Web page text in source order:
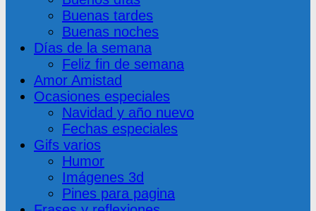
Buenas tardes
Buenas noches
Días de la semana
Feliz fin de semana
Amor Amistad
Ocasiones especiales
Navidad y año nuevo
Fechas especiales
Gifs varios
Humor
Imágenes 3d
Pines para pagina